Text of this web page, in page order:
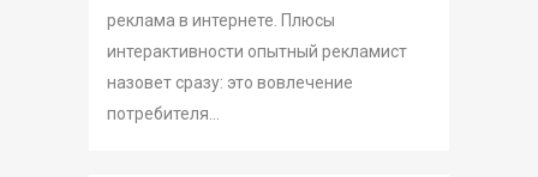
реклама в интернете. Плюсы
интерактивности опытный рекламист
назовет сразу: это вовлечение
потребителя...